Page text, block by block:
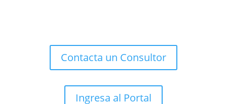
Contacta un Consultor
Ingresa al Portal